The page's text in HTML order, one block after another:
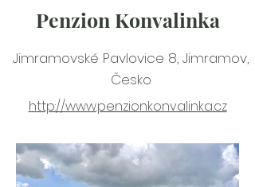
Penzion Konvalinka
Jimramovské Pavlovice 8, Jimramov,
Česko
http://www.penzionkonvalinka.cz